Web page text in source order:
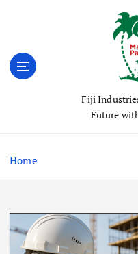
n
Fiji
Future
Home